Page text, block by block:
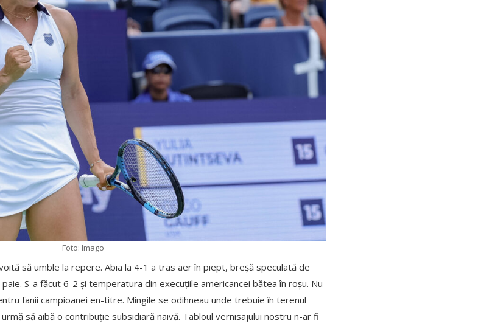
Foto: Imago
să umble la repere. Abia la 4-1 a tras aer în piept, breșă speculată de
S-a făcut 6-2 și temperatura din execuțiile americancei bătea în roșu. Nu
fanii campioanei en-titre. Mingile se odihneau unde trebuie în terenul
să aibă o contribuție subsidiară naivă. Tabloul vernisajului nostru n-ar fi